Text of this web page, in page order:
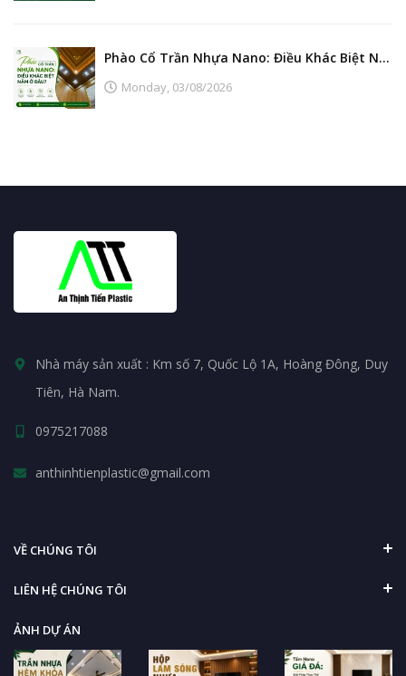
Phào Cổ Trần Nhựa Nano: Điều Khác Biệt Nằm Ở Đâu?
Monday, 03/08/2026
Nhà máy sản xuất : Km số 7, Quốc Lộ 1A, Hoàng Đông, Duy
Tiên, Hà Nam.
0975217088
anthinhtienplastic@gmail.com
VỀ CHÚNG TÔI
LIÊN HỆ CHÚNG TÔI
ẢNH DỰ ÁN